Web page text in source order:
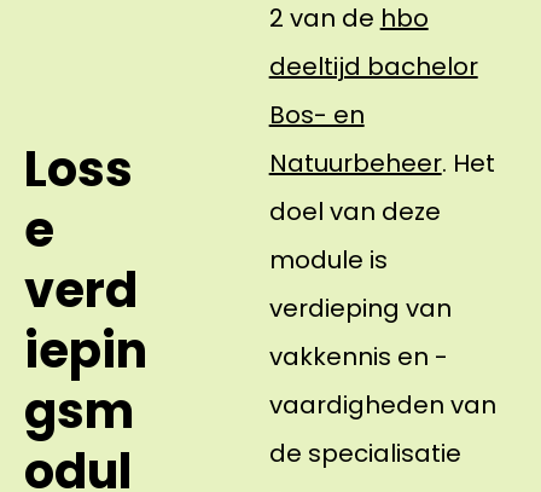
Loss
e
verd
iepin
gsm
odul
2 van de hbo
deeltijd bachelor
Bos- en
Natuurbeheer. Het
doel van deze
module is
verdieping van
vakkennis en -
vaardigheden van
de specialisatie